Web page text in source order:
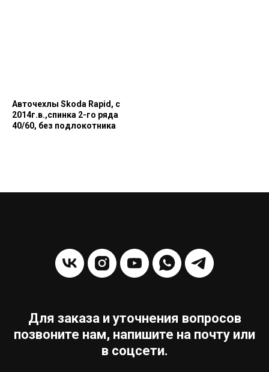
Авточехлы Skoda Rapid, с
2014г.в.,спинка 2-го ряда
40/60, без подлокотника
Для заказа и уточнения вопросов
позвоните нам, напишите на почту или
в соцсети.